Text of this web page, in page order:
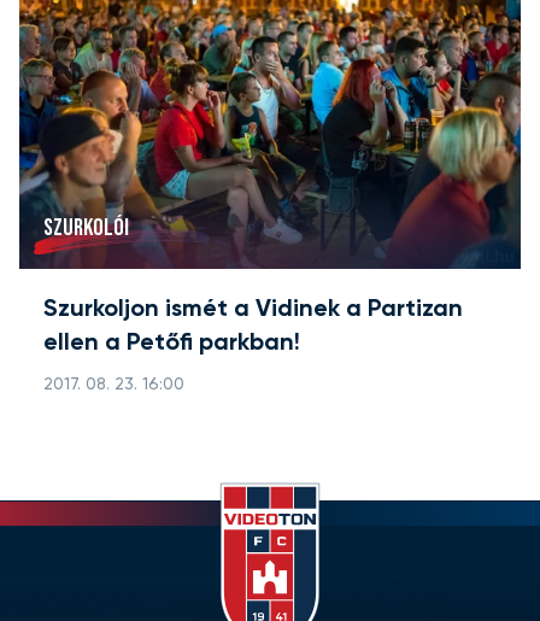
SZURKOLÓI
Szurkoljon ismét a Vidinek a Partizan
ellen a Petőfi parkban!
2017. 08. 23. 16:00